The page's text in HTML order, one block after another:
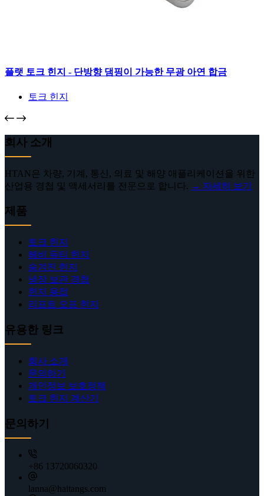
플랫 토크 힌지 - 단방향 댐핑이 가능한 무광 아연 합금
토크 힌지
회사 소개
HTAN은 차량, 기계, 통신, 의료 및 해양 애플리케이션을 위한
산업용 경첩 및 액세서리를 전문으로 합니다. → 자세히 보기
제품
토크 힌지
헤비 듀티 힌지
숨겨진 힌지
냉장 보관 경첩
힌지 용접
리프트 오프 힌지
유용한 링크
회사 소개
문의하기
개인정보 보호정책
토크 힌지 계산기
문의하기
+86 13720060320
lanna@haitangs.com